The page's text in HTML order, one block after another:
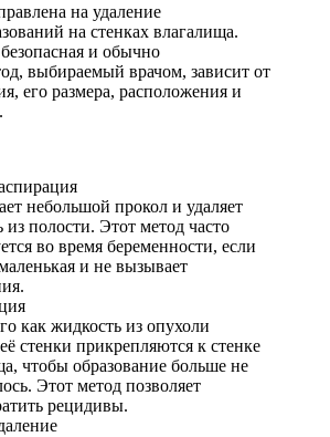
на удаление
на стенках влагалища.
и обычно
выбираемый врачом, зависит от
его размера, расположения и
небольшой прокол и удаляет
из полости. Этот метод часто
во время беременности, если
и не вызывает
как жидкость из опухоли
стенки прикрепляются к стенке
чтобы образование больше не
Этот метод позволяет
рецидивы.